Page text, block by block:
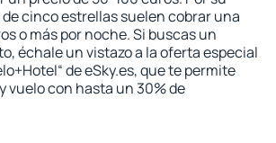
cinco estrellas suelen cobrar una
o más por noche. Si buscas un
échale un vistazo a la oferta especial
de eSky.es, que te permite
vuelo con hasta un 30% de